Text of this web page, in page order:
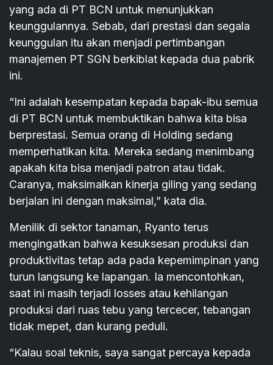
yang ada di PT BCN untuk menunjukkan
keunggulannya. Sebab, dari prestasi dan segala
keunggulan itu akan menjadi pertimbangan
manajemen PT SGN berkiblat kepada dua pabrik
ini.
“Ini adalah kesempatan kepada bapak-ibu semua
di PT BCN untuk membuktikan bahwa kita bisa
berprestasi. Semua orang di Holding sedang
memperhatikan kita. Mereka sedang menimbang
apakah kita bisa menjadi patron atau tidak.
Caranya, maksimalkan kinerja giling yang sedang
berjalan ini dengan maksimal,” kata dia.
Menilik di sektor tanaman, Ryanto terus
mengingatkan bahwa kesuksesan produksi dan
produktivitas tetap ada pada kepemimpinan yang
turun langsung ke lapangan. Ia mencontohkan,
saat ini masih terjadi losses atau kehilangan
produksi dari ruas tebu yang tercecer, tebangan
tidak mepet, dan kurang peduli.
“Kalau soal teknis, saya sangat percaya kepada